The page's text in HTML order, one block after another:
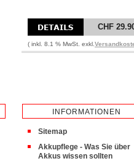
CHF
( inkl. 8.1 % MwSt. exkl.
INFORMATIONEN
Sitemap
Akkupflege - Was Sie über
Akkus wissen sollten